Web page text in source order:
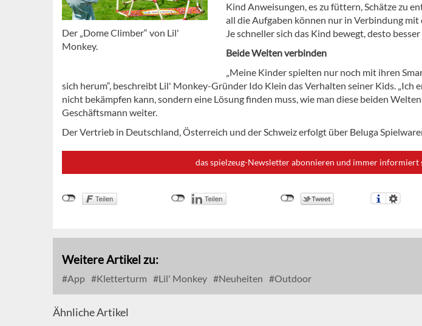
Der „Dome Climber“ von Lil'
Monkey.
Kind Anweisungen, es zu füttern, Schätze zu
all die Aufgaben können nur in Verbindung mit
Je schneller sich das Kind bewegt, desto
Beide Welten verbinden
„Meine Kinder spielten nur noch mit ihren
sich herum“, beschreibt Lil' Monkey-Gründer Ido Klein das Verhalten seiner Kids. „Ich
nicht bekämpfen kann, sondern eine Lösung finden muss, wie man diese beiden
Geschäftsmann weiter.
Der Vertrieb in Deutschland, Österreich und der Schweiz erfolgt über Beluga
das spielzeug-Newsletter abonnieren und immer informiert
Weitere Artikel zu:
App Kletterturm Lil' Monkey Neuheiten Outdoor
Ähnliche Artikel